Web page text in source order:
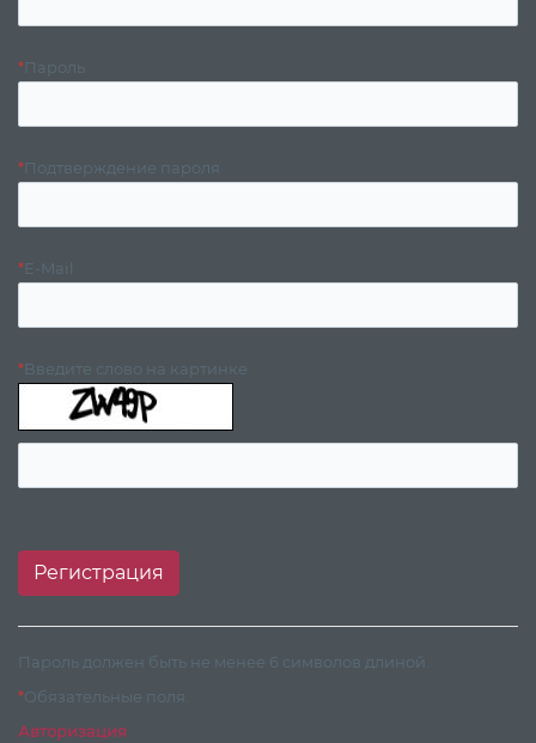
*Пароль
*Подтверждение пароля
*E-Mail
*Введите слово на картинке
Пароль должен быть не менее 6 символов длиной.
*Обязательные поля.
Авторизация